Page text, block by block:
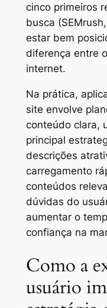
cinco primeiros
busca
estar bem
diferença entre
internet.
Na prática,
site envolve
conteúdo clara,
principal
descrições
carregamento
conteúdos
dúvidas do
aumentar o
confiança na
Como a
usuário